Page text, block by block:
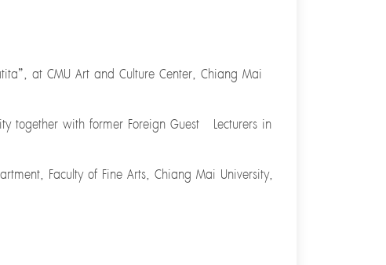
at CMU Art and Culture Center, Chiang Mai
together with former Foreign Guest Lecturers in
Faculty of Fine Arts, Chiang Mai University,